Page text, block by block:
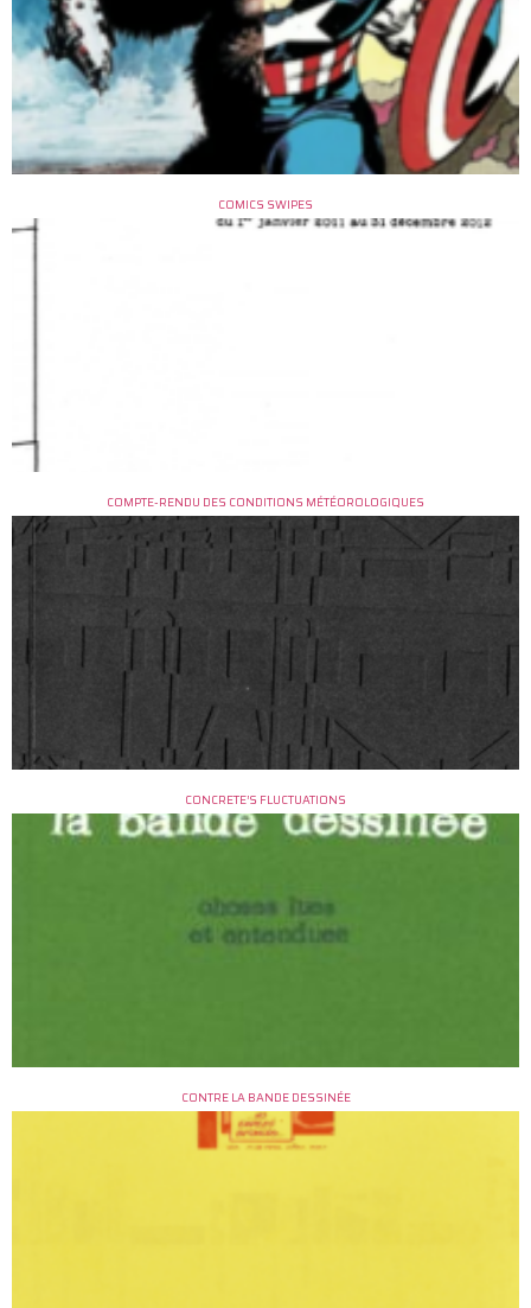
COMICS SWIPES
COMPTE-RENDU DES CONDITIONS MÉTÉOROLOGIQUES
CONCRETE’S FLUCTUATIONS
CONTRE LA BANDE DESSINÉE